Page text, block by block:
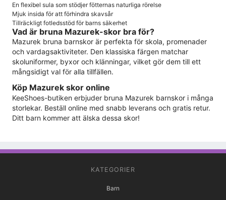
En flexibel sula som stödjer fötternas naturliga rörelse
Mjuk insida för att förhindra skavsår
Tillräckligt fotledsstöd för barns säkerhet
Vad är bruna Mazurek-skor bra för?
Mazurek bruna barnskor är perfekta för skola, promenader
och vardagsaktiviteter. Den klassiska färgen matchar
skoluniformer, byxor och klänningar, vilket gör dem till ett
mångsidigt val för alla tillfällen.
Köp Mazurek skor online
KeeShoes-butiken erbjuder bruna Mazurek barnskor i många
storlekar. Beställ online med snabb leverans och gratis retur.
Ditt barn kommer att älska dessa skor!
KATEGORIER
Barn